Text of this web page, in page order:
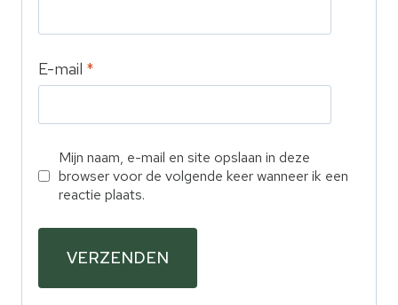
E-mail *
Mijn naam, e-mail en site opslaan in deze
browser voor de volgende keer wanneer ik een
reactie plaats.